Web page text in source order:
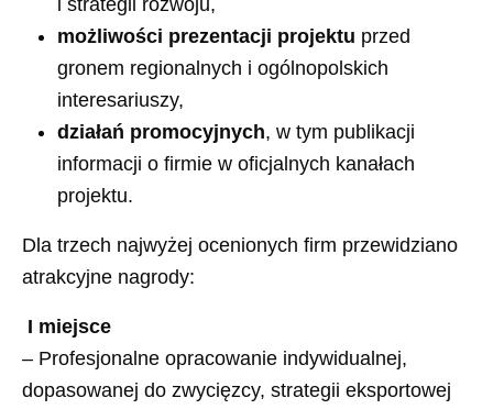
możliwości prezentacji projektu przed
gronem regionalnych i ogólnopolskich
interesariuszy,
działań promocyjnych, w tym publikacji
informacji o firmie w oficjalnych kanałach
projektu.
Dla trzech najwyżej ocenionych firm przewidziano
atrakcyjne nagrody:
I miejsce
– Profesjonalne opracowanie indywidualnej,
dopasowanej do zwycięzcy, strategii eksportowej